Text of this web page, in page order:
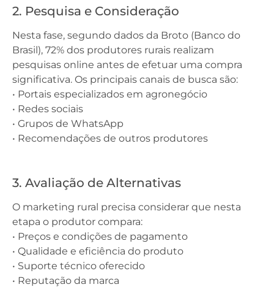
2. Pesquisa e Consideração
Nesta fase, segundo dados da Broto (Banco do
Brasil), 72% dos produtores rurais realizam
pesquisas online antes de efetuar uma compra
significativa. Os principais canais de busca são:
• Portais especializados em agronegócio
• Redes sociais
• Grupos de WhatsApp
• Recomendações de outros produtores
3. Avaliação de Alternativas
O marketing rural precisa considerar que nesta
etapa o produtor compara:
• Preços e condições de pagamento
• Qualidade e eficiência do produto
• Suporte técnico oferecido
• Reputação da marca